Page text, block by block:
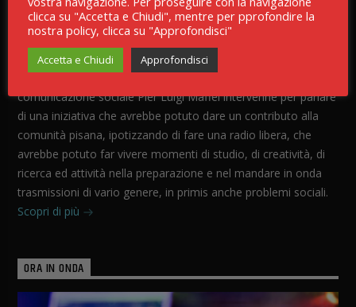
LA NOSTRA STORIA
Era il 17 settembre 1976 ed era in atto il Convegno
dell’Arcidiocesi di Pisa sull’Evangelizzazione e Promozione
Umana; durante i lavori della sessione dedicata ai mezzi di
comunicazione sociale Pier Luigi Maffei intervenne per parlare
di una iniziativa che avrebbe potuto dare un contributo alla
comunità pisana, ipotizzando di fare una radio libera, che
avrebbe potuto far vivere momenti di studio, di creatività, di
ricerca ed attività nella preparazione e nel mandare in onda
trasmissioni di vario genere, in primis anche problemi sociali.
Scopri di più
ORA IN ONDA
clicca su "Accetta e Chiudi", mentre per pprofondire la
nostra policy, clicca su "Approfondisci"
Accetta e Chiudi Approfondisci